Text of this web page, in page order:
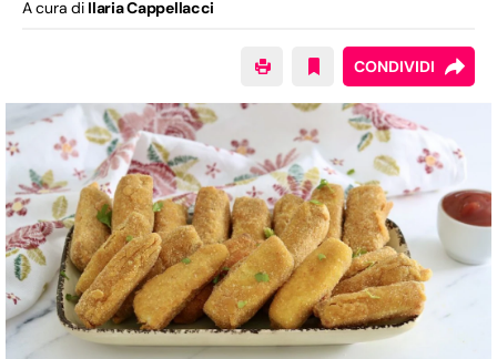
A cura di Ilaria Cappellacci
CONDIVIDI